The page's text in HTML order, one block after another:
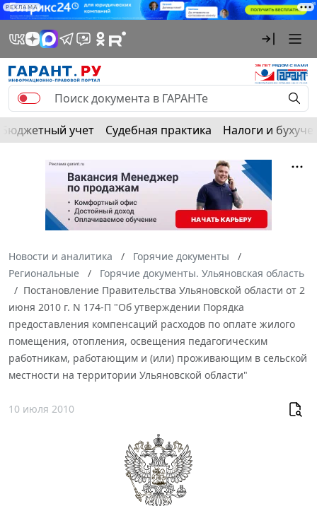
РЕКЛАМА
Бюджетный учет Судебная практика Налоги и
Новости и аналитика
Горячие документы
Региональные
Горячие документы. Ульяновская область
Постановление Правительства Ульяновской области от 2
июня 2010 г. N 174-П "Об утверждении Порядка
предоставления компенсаций расходов по оплате жилого
помещения, отопления, освещения педагогическим
работникам, работающим и (или) проживающим в сельской
местности на территории Ульяновской области"
10 июля 2010